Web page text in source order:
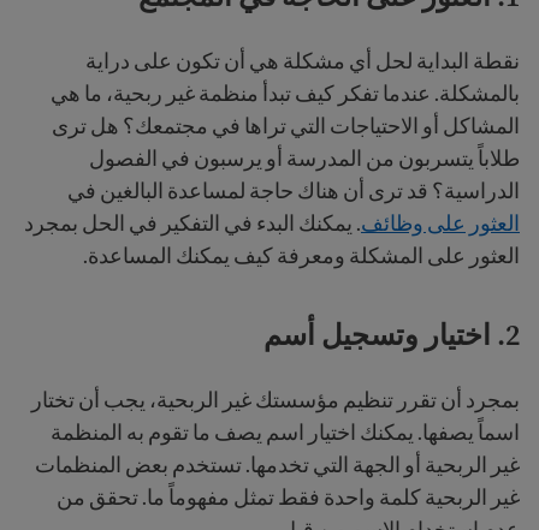
نقطة البداية لحل أي مشكلة هي أن تكون على دراية
بالمشكلة. عندما تفكر كيف تبدأ منظمة غير ربحية، ما هي
المشاكل أو الاحتياجات التي تراها في مجتمعك؟ هل ترى
طلاباً يتسربون من المدرسة أو يرسبون في الفصول
الدراسية؟ قد ترى أن هناك حاجة لمساعدة البالغين في
العثور على وظائف. يمكنك البدء في التفكير في الحل بمجرد
العثور على المشكلة ومعرفة كيف يمكنك المساعدة.
2. اختيار وتسجيل أسم
بمجرد أن تقرر تنظيم مؤسستك غير الربحية، يجب أن تختار
اسماً يصفها. يمكنك اختيار اسم يصف ما تقوم به المنظمة
غير الربحية أو الجهة التي تخدمها. تستخدم بعض المنظمات
غير الربحية كلمة واحدة فقط تمثل مفهوماً ما. تحقق من